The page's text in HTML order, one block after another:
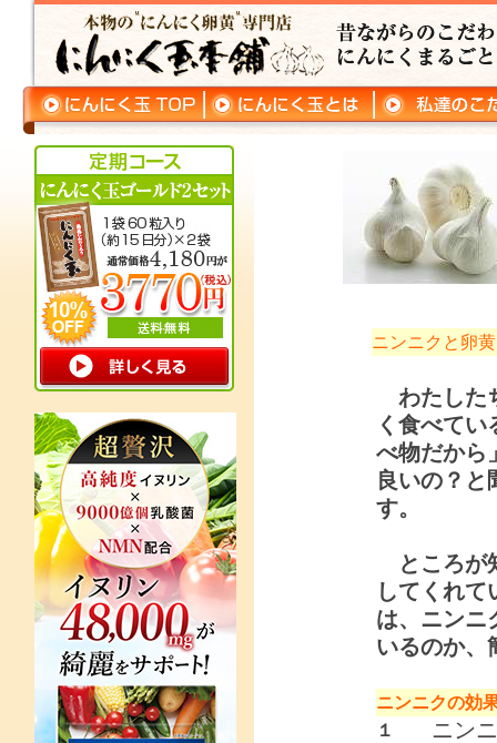
ニンニクと卵
わたした
く食べて
べ物だから
良いの？
す。
ところが
してくれ
は、ニンニ
いるのか、
ニンニクの効
１
ニンニ